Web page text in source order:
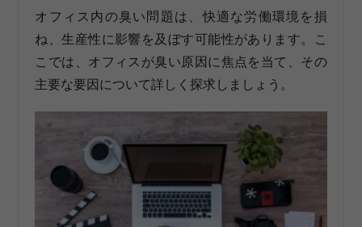
オフィス内の臭い問題は、快適な労働環境を損
ね、生産性に影響を及ぼす可能性があります。こ
こでは、オフィスが臭い原因に焦点を当て、その
主要な要因について詳しく探求しましょう。